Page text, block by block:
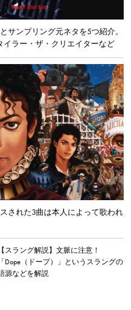
サンプリング元ネタを5つ紹介。
イラー・ザ・クリエイターなど
された3曲は本人によって歌われ
【スラング解説】文脈に注意！
「Dope（ドープ）」というスラングの
源などを解説